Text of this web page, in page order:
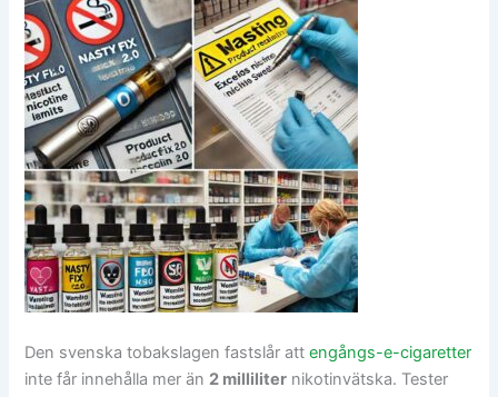
Den svenska tobakslagen fastslår attengångs-e-cigaretter
inte får innehålla mer än 2 milliliter nikotinvätska. Tester